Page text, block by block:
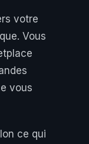
votre
Vous
vous
ce qui